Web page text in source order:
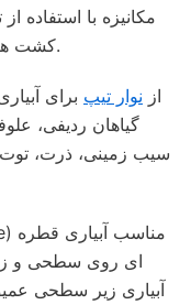
مکانیزه با استفاده
کشت های متراکم و ردیفی بسیار مناسب است.
از نوار تیپ برای
گیاهان ردیفی،
سیب زمینی، ذرت،
ای روی سطحی و
آبیاری زیر سطحی